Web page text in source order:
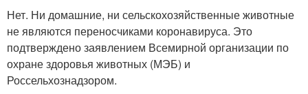
Нет. Ни домашние, ни сельскохозяйственные животные
не являются переносчиками коронавируса. Это
подтверждено заявлением Всемирной организации по
охране здоровья животных (МЭБ) и
Россельхознадзором.